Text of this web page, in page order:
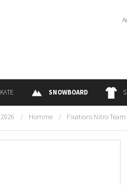
SNOWBOARD
2026 / Homme / Fixations Nitro Team